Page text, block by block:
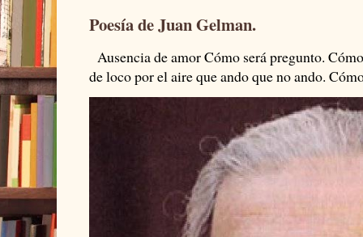
Poesía de Juan Gelman.
Ausencia de amor Cómo será pregunto.
de loco por el aire que ando que no ando.